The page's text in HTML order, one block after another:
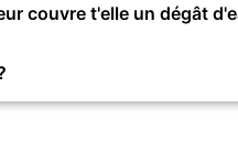
couvre t'elle un dégât